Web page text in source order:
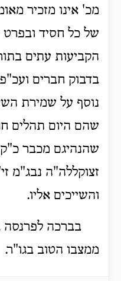
מכ' אינו מזכיר
של כל חסיד ובפרט
הקביעות עתים
בדבוק חברים
נוסף על שמירת
שהם היום תהלים
שהנהיגם מכבר
זצוקללה"ה נבג"מ
והשייכים אליו.
בברכה לפרנסה
ממצבו הטוב בגו"ר.